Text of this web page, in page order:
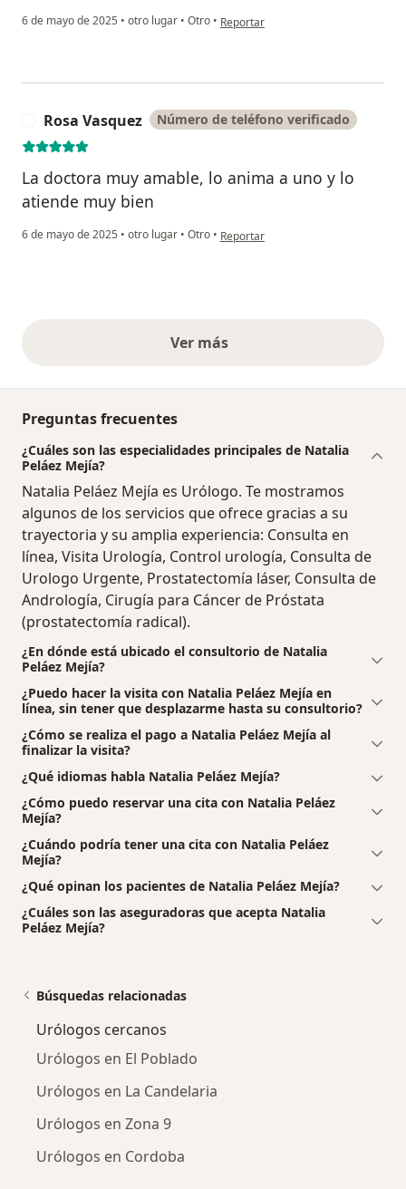
6 de mayo de 2025 • otro lugar • Otro • en opinión del usuario Argemiro
Reportar
Rosa Vasquez Número de teléfono verificado
La doctora muy amable, lo anima a uno y lo
atiende muy bien
6 de mayo de 2025 • otro lugar • Otro • en opinión del usuario Rosa Vasquez
Reportar
Ver másopiniones anteriores
Preguntas frecuentes
¿Cuáles son las especialidades principales de Natalia
Peláez Mejía?
Natalia Peláez Mejía es Urólogo. Te mostramos
algunos de los servicios que ofrece gracias a su
trayectoria y su amplia experiencia: Consulta en
línea, Visita Urología, Control urología, Consulta de
Urologo Urgente, Prostatectomía láser, Consulta de
Andrología, Cirugía para Cáncer de Próstata
(prostatectomía radical).
¿En dónde está ubicado el consultorio de Natalia
Peláez Mejía?
¿Puedo hacer la visita con Natalia Peláez Mejía en
línea, sin tener que desplazarme hasta su consultorio?
¿Cómo se realiza el pago a Natalia Peláez Mejía al
finalizar la visita?
¿Qué idiomas habla Natalia Peláez Mejía?
¿Cómo puedo reservar una cita con Natalia Peláez
Mejía?
¿Cuándo podría tener una cita con Natalia Peláez
Mejía?
¿Qué opinan los pacientes de Natalia Peláez Mejía?
¿Cuáles son las aseguradoras que acepta Natalia
Peláez Mejía?
Búsquedas relacionadas
Urólogos cercanos
Urólogos en El Poblado
Urólogos en La Candelaria
Urólogos en Zona 9
Urólogos en Cordoba